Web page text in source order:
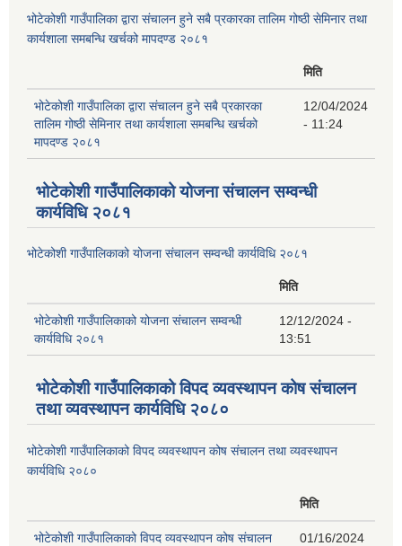
भोटेकोशी गाउँपालिका द्वारा संचालन हुने सबै प्रकारका तालिम गोष्ठी सेमिनार तथा
कार्यशाला समबन्धि खर्चको मापदण्ड २०८१
मिति
भोटेकोशी गाउँपालिका द्वारा संचालन हुने सबै प्रकारका
तालिम गोष्ठी सेमिनार तथा कार्यशाला समबन्धि खर्चको
मापदण्ड २०८१
12/04/2024
- 11:24
भोटेकोशी गाउँपालिकाको योजना संचालन सम्वन्धी
कार्यविधि २०८१
भोटेकोशी गाउँपालिकाको योजना संचालन सम्वन्धी कार्यविधि २०८१
मिति
भोटेकोशी गाउँपालिकाको योजना संचालन सम्वन्धी
कार्यविधि २०८१
12/12/2024 -
13:51
भोटेकोशी गाउँपालिकाको विपद व्यवस्थापन कोष संचालन
तथा व्यवस्थापन कार्यविधि २०८०
भोटेकोशी गाउँपालिकाको विपद व्यवस्थापन कोष संचालन तथा व्यवस्थापन
कार्यविधि २०८०
मिति
भोटेकोशी गाउँपालिकाको विपद व्यवस्थापन कोष संचालन
01/16/2024